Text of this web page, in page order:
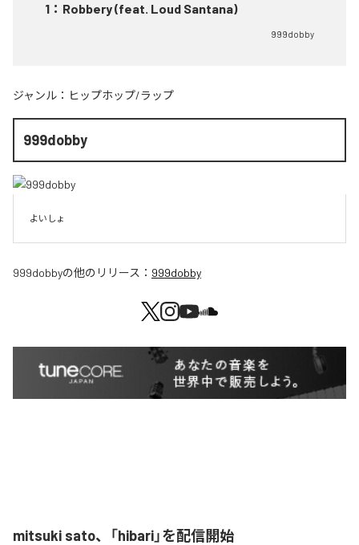
1 ： Robbery (feat. Loud Santana)
999dobby
ジャンル： ヒップホップ/ラップ
999dobby
よいしょ
999dobbyの他のリリース： 999dobby
mitsuki sato、「hibari」を配信開始